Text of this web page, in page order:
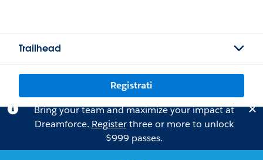
Trailhead
Registrati
Bring your team and maximize your impact at
Dreamforce. Registerthree or more to unlock
$999 passes.